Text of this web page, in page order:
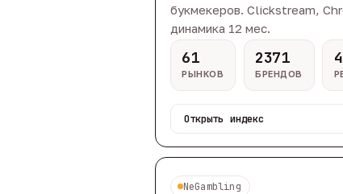
букмекеров. Clickstream,
динамика 12 мес.
61
РЫНКОВ
2371
БРЕНДОВ
Открыть индекс
NeGambling